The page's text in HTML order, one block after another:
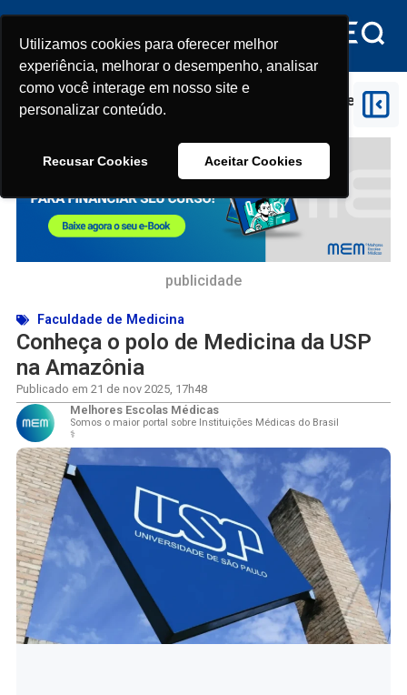
Utilizamos cookies para oferecer melhor
experiência, melhorar o desempenho, analisar
como você interage em nosso site e
personalizar conteúdo.
Recusar Cookies Aceitar Cookies
Utilizamos cookies para oferecer melhor
experiência, melhorar o desempenho, analisar
como você interage em nosso site e
personalizar conteúdo.
Recusar Cookies Aceitar Cookies
Faculdade de Medicina
Conheça o polo de
publicidade
Faculdade de Medicina
Conheça o polo de Medicina da USP
na Amazônia
Publicado em 21 de nov 2025, 17h48
Melhores Escolas Médicas
Somos o maior portal sobre Instituições Médicas do Brasil
⚕️